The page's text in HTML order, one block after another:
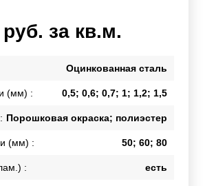
за кв.м.
Оцинкованная сталь
(мм) : 0,5; 0,6; 0,7; 1; 1,2; 1,5
Порошковая окраска; полиэстер
(мм) : 50; 60; 80
: есть